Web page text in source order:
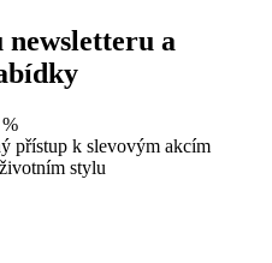
newsletteru a
přístup k slevovým akcím
stylu